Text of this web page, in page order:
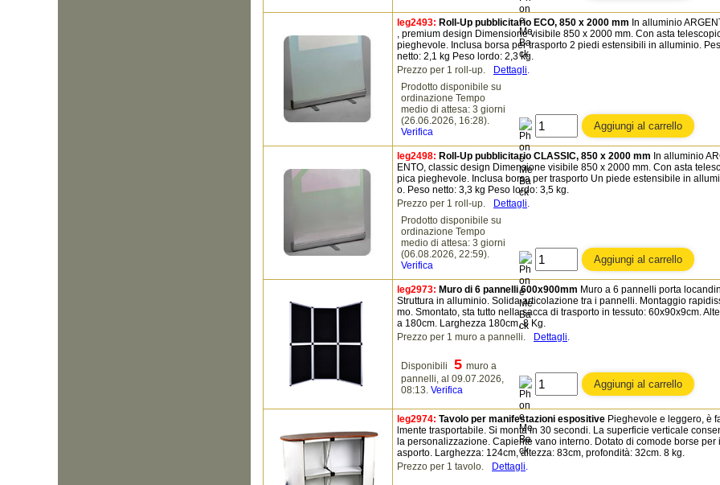
leg2493: Roll-Up pubblicitario ECO, 850 x 2000 mm In alluminio
, premium design Dimensione visibile 850 x 2000 mm. Con asta
pieghevole. Inclusa borsa per trasporto 2 piedi estensibili in alluminio.
netto: 2,1 kg Peso lordo: 2,3 kg.
Prezzo per 1 roll-up.
Dettagli.
Prodotto disponibile su
ordinazione Tempo
medio di attesa: 3 giorni
(26.06.2026, 16:28).
Verifica
leg2498: Roll-Up pubblicitario CLASSIC, 850 x 2000 mm In alluminio
ENTO, classic design Dimensione visibile 850 x 2000 mm. Con asta
pica pieghevole. Inclusa borsa per trasporto Un piede estensibile in
o. Peso netto: 3,3 kg Peso lordo: 3,5 kg.
Prezzo per 1 roll-up.
Dettagli.
Prodotto disponibile su
ordinazione Tempo
medio di attesa: 3 giorni
(06.08.2026, 22:59).
Verifica
leg2973: Muro di 6 pannelli 600x900mm Muro a 6 pannelli porta
Struttura in alluminio. Solida articolazione tra i pannelli. Montaggio
mo. Smontato, sta tutto nella sacca di trasporto in tessuto: 60x90x9cm.
a 180cm. Larghezza 180cm, 8 Kg.
Prezzo per 1 muro a pannelli.
Dettagli.
Disponibili 5 muro a
pannelli, al 09.07.2026,
08:13. Verifica
leg2974: Tavolo per manifestazioni espositive Pieghevole e leggero, è
lmente trasportabile. Si monta in 30 secondi. La superficie verticale
la personalizzazione. Capiente vano interno. Dotato di comode borse per
asporto. Larghezza: 124cm, altezza: 83cm, profondità: 32cm. 8 kg.
Prezzo per 1 tavolo.
Dettagli.